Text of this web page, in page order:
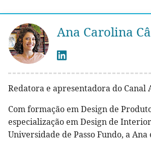
Ana Carolina
Redatora e apresentadora do Canal
Com formação em Design de
especialização em Design de
Universidade de Passo Fundo, a